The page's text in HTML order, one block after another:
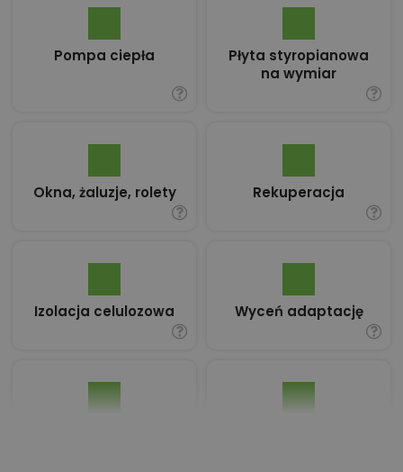
Pompa ciepła
Płyta styropianowa
na wymiar
Okna, żaluzje, rolety Rekuperacja
Izolacja celulozowa Wyceń adaptację